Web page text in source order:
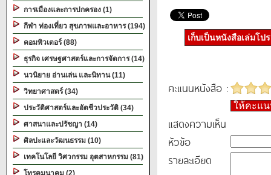
การเมืองและการปกครอง (1)
กีฬา ท่องเที่ยว สุขภาพและอาหาร (194)
คอมพิวเตอร์ (88)
ธุรกิจ เศรษฐศาสตร์และการจัดการ (14)
นวนิยาย อ่านเล่น และนิทาน (11)
วิทยาศาสตร์ (34)
ประวัติศาสตร์และอัตชีวประวัติ (34)
ศาสนาและปรัชญา (14)
ศิลปะและวัฒนธรรม (10)
เทคโนโลยี วิศวกรรม อุตสาหกรรม (81)
โทรคมนาคม (2)
เก็บเป็นหนังสือเล่มโป
คะแนนหนังสือ :
ให้คะแ
แสดงความเห็น
หัวข้อ
รายละเอียด